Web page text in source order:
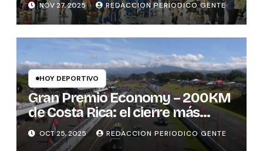
NOV 27, 2025 REDACCION PERIODICO GENTE
HOY DEPORTIVO
Gran Premio Economy – 200KM
de Costa Rica: el cierre más
emocionante del automovilismo
nacional
OCT 25, 2025 REDACCION PERIODICO GENTE